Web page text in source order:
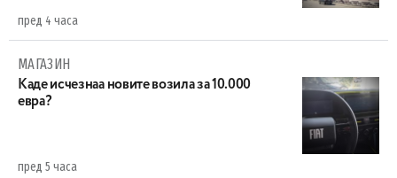
пред 4 часа
МАГАЗИН
Каде исчезнаа новите возила за 10.000
евра?
пред 5 часа